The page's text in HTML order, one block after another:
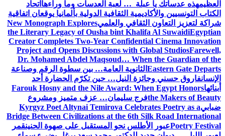
العظيمهذه عدساتك يا عبلة … لعبة العدسات وما وراءها اتحاد
الكتاب التونسيين والأكاديمية الثقافية الدولية بألمانيا يوقعان اتفاقية
شراكة لتعزيز التعاون الثقافي والعلميNew Monograph Explores
the Literary Legacy of Ousha bint Khalifa Al SuwaidiEgyptian
Creator Completes Two-Year Confidential Cinema Innovation
Project and Opens Discussions with Global StudiosFarewell,
Dr. Mohamed Abdel Maqsoud… When the Guardian of the
Eastern Gate Departs الثانوية العامة… بين سطوة الرقم وصناعة
الإنسانفاروق حسني وجائزة النيل… حين تكرّم الحضارة أحد
أبنائهاFarouk Hosny and the Nile Award: When Egypt Honors
the Makers of Beautyفرج سليمان… عزف متميز ومشروع
ضبابيKyrgyz Poet Altynai Temirova Celebrates Poetry as a
Bridge Between Civilizations at the 6th Silk Road International
Poetry Festivalعبور الأطلس نحو المستقبل على صهوة الحنينقمر